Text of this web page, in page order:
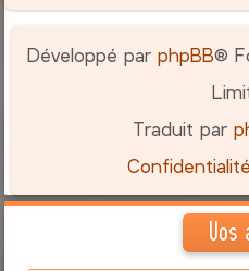
Développé parphpBB®
Traduit par
Confidentialité
Vos